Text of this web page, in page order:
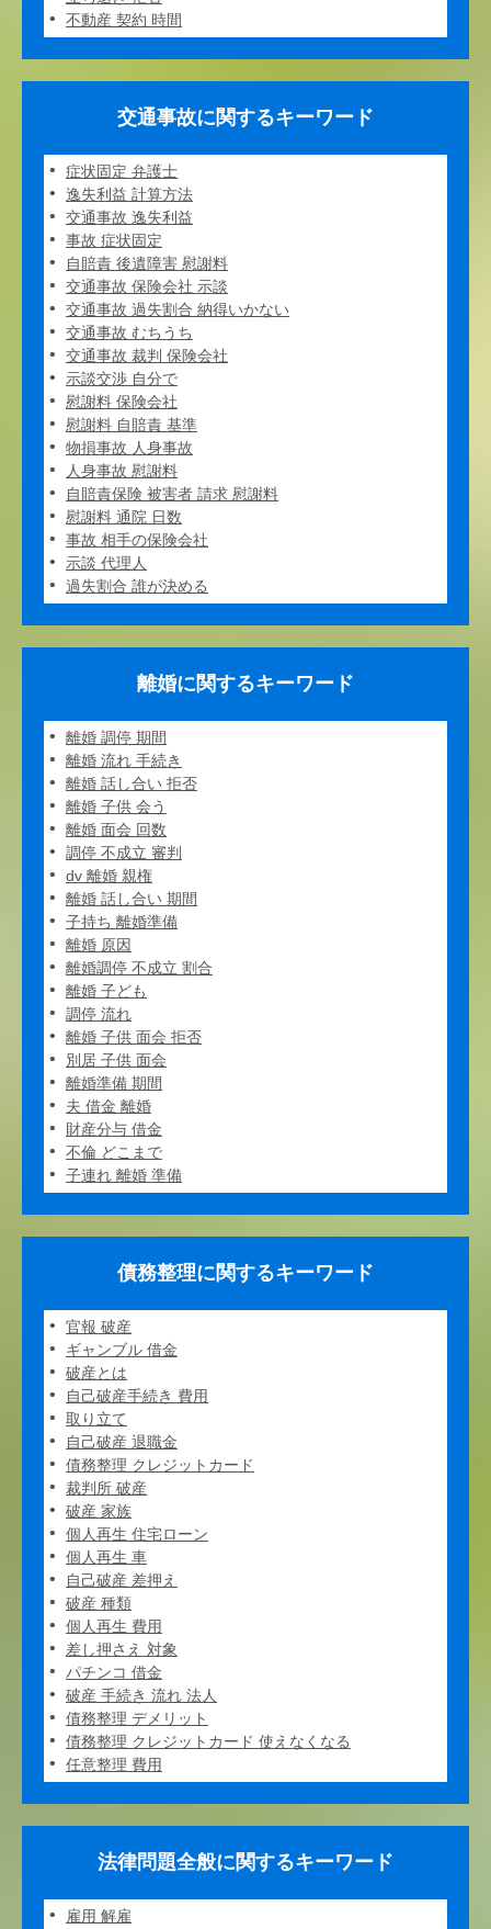
不動産 契約 時間
交通事故に関するキーワード
症状固定 弁護士
逸失利益 計算方法
交通事故 逸失利益
事故 症状固定
自賠責 後遺障害 慰謝料
交通事故 保険会社 示談
交通事故 過失割合 納得いかない
交通事故 むちうち
交通事故 裁判 保険会社
示談交渉 自分で
慰謝料 保険会社
慰謝料 自賠責 基準
物損事故 人身事故
人身事故 慰謝料
自賠責保険 被害者 請求 慰謝料
慰謝料 通院 日数
事故 相手の保険会社
示談 代理人
過失割合 誰が決める
離婚に関するキーワード
離婚 調停 期間
離婚 流れ 手続き
離婚 話し合い 拒否
離婚 子供 会う
離婚 面会 回数
調停 不成立 審判
dv 離婚 親権
離婚 話し合い 期間
子持ち 離婚準備
離婚 原因
離婚調停 不成立 割合
離婚 子ども
調停 流れ
離婚 子供 面会 拒否
別居 子供 面会
離婚準備 期間
夫 借金 離婚
財産分与 借金
不倫 どこまで
子連れ 離婚 準備
債務整理に関するキーワード
官報 破産
ギャンブル 借金
破産とは
自己破産手続き 費用
取り立て
自己破産 退職金
債務整理 クレジットカード
裁判所 破産
破産 家族
個人再生 住宅ローン
個人再生 車
自己破産 差押え
破産 種類
個人再生 費用
差し押さえ 対象
パチンコ 借金
破産 手続き 流れ 法人
債務整理 デメリット
債務整理 クレジットカード 使えなくなる
任意整理 費用
法律問題全般に関するキーワード
雇用 解雇